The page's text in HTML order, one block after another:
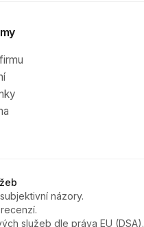
názory.
služeb dle práva EU (DSA).